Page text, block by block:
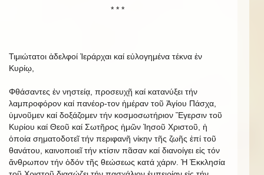
* * *
Τιμιώτατοι ἀδελφοί Ἱεράρχαι καί εὐλογημένα τέκνα ἐν
Κυρίῳ,
Φθάσαντες ἐν νηστείᾳ, προσευχῇ καί κατανύξει τήν
λαμπροφόρον καί πανέορ-τον ἡμέραν τοῦ Ἁγίου Πάσχα,
ὑμνοῦμεν καί δοξάζομεν τήν κοσμοσωτήριον Ἔγερσιν τοῦ
Κυρίου καί Θεοῦ καί Σωτῆρος ἡμῶν Ἰησοῦ Χριστοῦ, ἡ
ὁποία σηματοδοτεῖ τήν περιφανῆ νίκην τῆς ζωῆς ἐπί τοῦ
θανάτου, καινοποιεῖ τήν κτίσιν πᾶσαν καί διανοίγει εἰς τόν
ἄνθρωπον τήν ὁδόν τῆς θεώσεως κατά χάριν. Ἡ Ἐκκλησία